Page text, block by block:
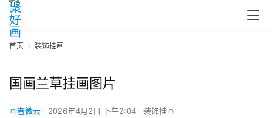
首页 装饰挂画
国画兰草挂画图片
画者微云 2026年4月2日 下午2:04 装饰挂画